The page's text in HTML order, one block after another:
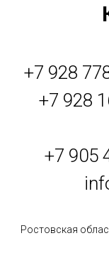
+7 928
+7 928
+7 905
Ростовская